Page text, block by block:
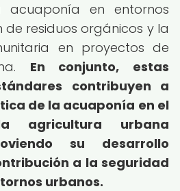
acuaponía en entornos
de residuos orgánicos y la
en proyectos de
En conjunto, estas
contribuyen a
de la acuaponía en el
agricultura urbana
su desarrollo
a la seguridad
urbanos.